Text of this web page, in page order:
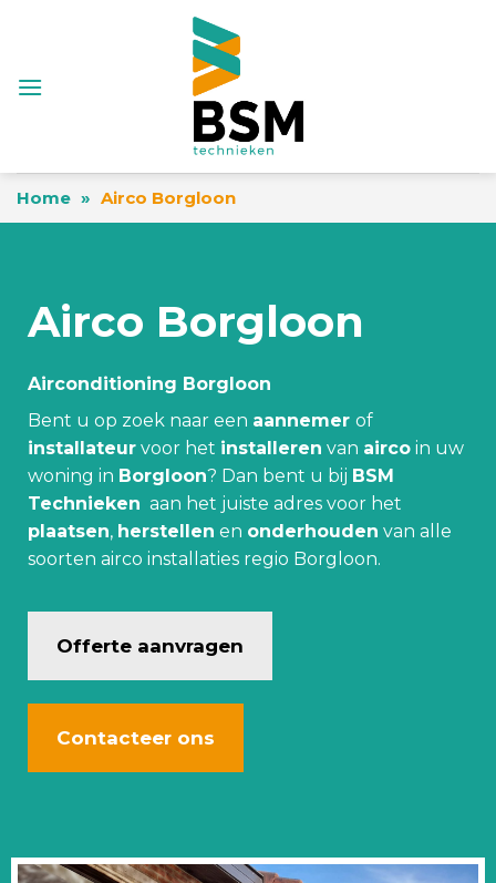
Home » Airco Borgloon
Airco Borgloon
Airconditioning Borgloon
Bent u op zoek naar een aannemer of
installateur voor het installeren van airco in uw
woning in Borgloon? Dan bent u bij BSM
Technieken aan het juiste adres voor het
plaatsen, herstellen en onderhouden van alle
soorten airco installaties regio Borgloon.
Offerte aanvragen
Contacteer ons